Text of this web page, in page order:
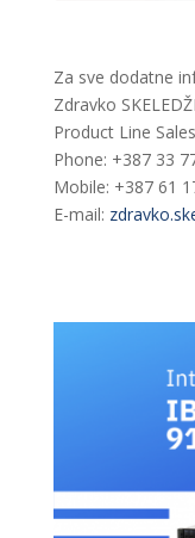
Za sve dodatne
Zdravko
Product Line
Phone: +387 33
Mobile: +387 61
E-mail: